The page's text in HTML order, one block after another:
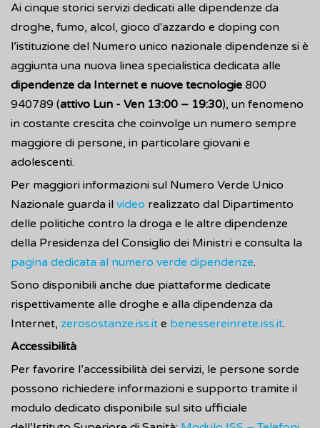
Ai cinque storici servizi dedicati alle dipendenze da
droghe, fumo, alcol, gioco d'azzardo e doping con
l’istituzione del Numero unico nazionale dipendenze si è
aggiunta una nuova linea specialistica dedicata alle
dipendenze da Internet e nuove tecnologie 800
940789 (attivo Lun - Ven 13:00 – 19:30), un fenomeno
in costante crescita che coinvolge un numero sempre
maggiore di persone, in particolare giovani e
adolescenti.
Per maggiori informazioni sul Numero Verde Unico
Nazionale guarda il video realizzato dal Dipartimento
delle politiche contro la droga e le altre dipendenze
della Presidenza del Consiglio dei Ministri e consulta la
pagina dedicata al numero verde dipendenze.
Sono disponibili anche due piattaforme dedicate
rispettivamente alle droghe e alla dipendenza da
Internet, zerosostanze.iss.it e benessereinrete.iss.it.
Accessibilità
Per favorire l’accessibilità dei servizi, le persone sorde
possono richiedere informazioni e supporto tramite il
modulo dedicato disponibile sul sito ufficiale